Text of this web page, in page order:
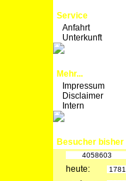
Service
Anfahrt
Unterkunft
Mehr...
Impressum
Disclaimer
Intern
Besucher bisher
4058603
heute: 1781